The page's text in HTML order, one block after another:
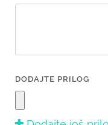
DODAJTE PRILOG